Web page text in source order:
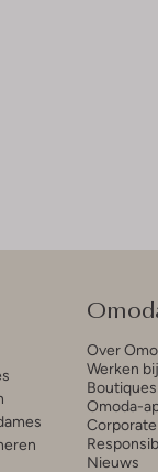
Over
Werken
Boutiques
Omoda-
Nieuws